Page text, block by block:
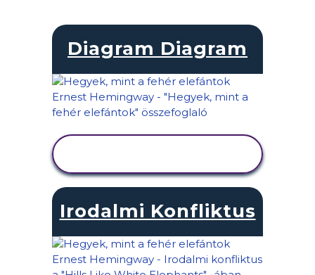
Diagram Diagram
Irodalmi Konfliktus